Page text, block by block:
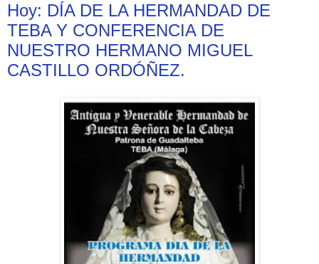
Hoy: DÍA DE LA HERMANDAD DE
TEBA Y CONFERENCIA DE
NUESTRO HERMANO MIGUEL
CASTILLO ORDÓÑEZ.